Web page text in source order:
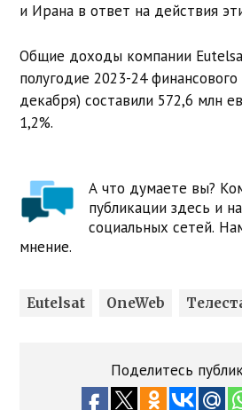
и Ирана в ответ на действия
Общиe доходы компании
полугодие 2023-24
декабря) составили 572,6 млн
1,2%.
А что думаете вы?
публикации здесь и
социальных сетей.
мнение.
Eutelsat OneWeb
Поделитесь